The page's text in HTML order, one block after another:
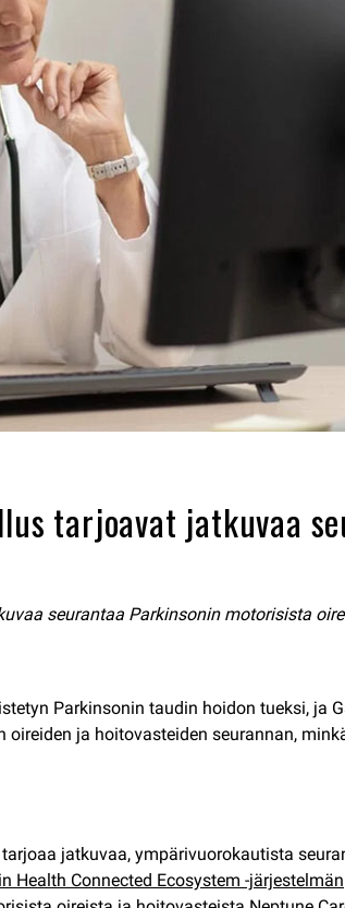
tarjoavat jatkuvaa
seurantaa Parkinsonin motorisista
Parkinsonin taudin hoidon tueksi, ja
ja hoitovasteiden seurannan,
jatkuvaa, ympärivuorokautista
Health Connected Ecosystem -järjestelmän